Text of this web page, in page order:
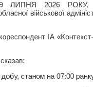
ЛИПНЯ 2026 РОКУ,
військової
ІА
станом на 07:00